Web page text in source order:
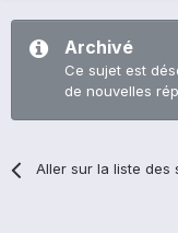
Archivé
Ce sujet est
de nouvelles
Aller sur la liste des